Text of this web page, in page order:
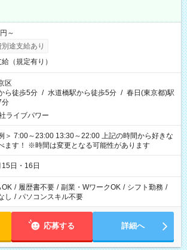
～
途支給あり
給（規定有り）
区
ら徒歩5分 / 水道橋駅から徒歩5分 / 春日(東京都)駅
分
ライブパワー
～23:00 13:30～22:00 上記の時間から好きな
ます！ ※時間は変更となる可能性があります
日・16日
OK / 履歴書不要 / 副業・WワークOK / シフト勤務 /
し / パソコンスキル不要
応募する 詳細へ